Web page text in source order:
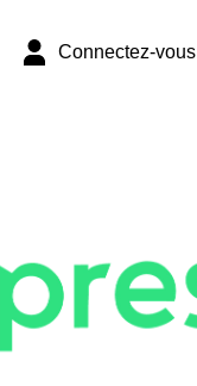
Connectez-vous